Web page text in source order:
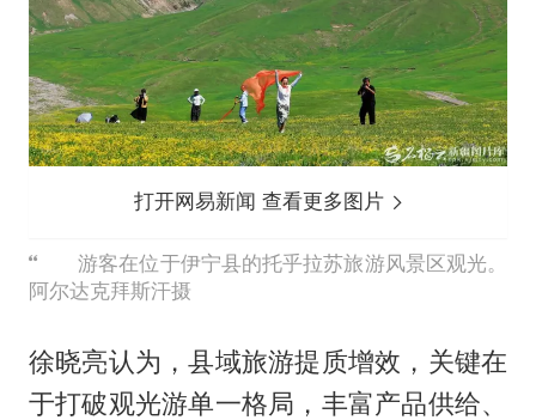
打开网易新闻 查看更多图片
游客在位于伊宁县的托乎拉苏旅游风景区观光。
阿尔达克拜斯汗摄
徐晓亮认为，县域旅游提质增效，关键在
于打破观光游单一格局，丰富产品供给、